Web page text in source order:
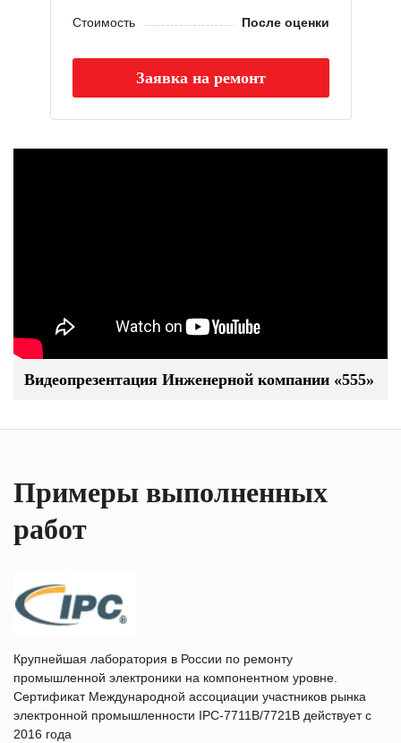
Стоимость После оценки
Заявка на ремонт
Видеопрезентация Инженерной компании «555»
Примеры выполненных
работ
Крупнейшая лаборатория в России по ремонту
промышленной электроники на компонентном уровне.
Сертификат Международной ассоциации участников рынка
электронной промышленности IPC-7711B/7721B действует с
2016 года